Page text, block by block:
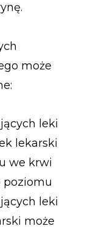
może
leki
lekarski
we krwi
poziomu
leki
może